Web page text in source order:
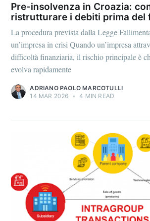
Pre-insolvenza in Croazia:
ristrutturare i debiti prima del
La procedura prevista dalla Legge
un’impresa in crisi Quando un’impresa
difficoltà finanziaria, il rischio principale è
evolva rapidamente
ADRIANO PAOLO MARCOTULLI
14 MAR 2026 • 4 MIN READ